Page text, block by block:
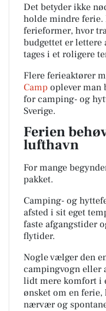
Det betyder ikke
holde mindre ferie.
ferieformer, hvor
budgettet er lettere
tages i et roligere
Flere ferieaktører
Camp oplever man
for camping- og
Sverige.
Ferien
lufthavn
For mange
pakket.
Camping- og
afsted i sit eget
faste afgangstider
flytider.
Nogle vælger den
campingvogn eller
lidt mere komfort i
ønsket om en
nærvær og